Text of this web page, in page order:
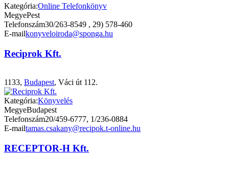
Kategória:Online Telefonkönyv
MegyePest
Telefonszám30/263-8549 , 29) 578-460
E-mailkonyveloiroda@sponga.hu
Reciprok Kft.
1133, Budapest, Váci út 112.
Kategória:Könyvelés
MegyeBudapest
Telefonszám20/459-6777, 1/236-0884
E-mailtamas.csakany@recipok.t-online.hu
RECEPTOR-H Kft.